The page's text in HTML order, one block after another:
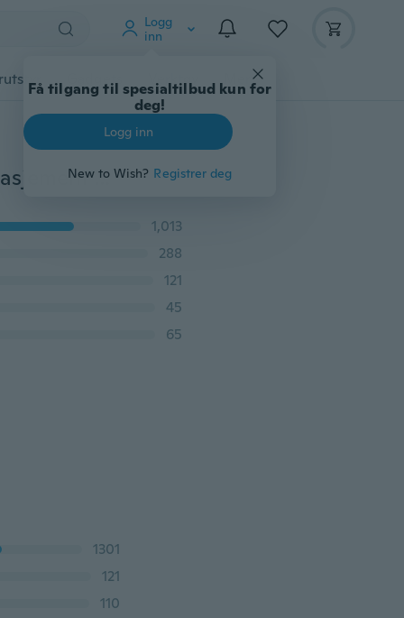
Logg
inn
Få tilgang til spesialtilbud kun for
deg!
Logg inn
New to Wish? Registrer deg
Gadgets Verktøy
Fashion Shiny Women's Brudekjole Party Bankett Engasjement Off Shoulder Dress Ermeløs Temperament Dress
1,013
288
121
45
65
1301
121
110